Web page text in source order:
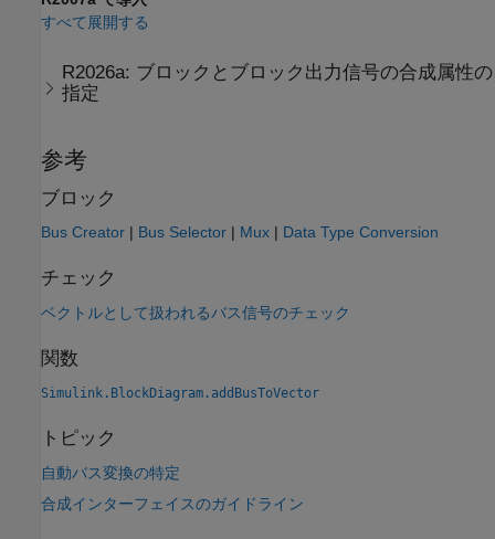
すべて展開する
R2026a: ブロックとブロック出力信号の合成属性の
指定
参考
ブロック
Bus Creator | Bus Selector | Mux | Data Type Conversion
チェック
ベクトルとして扱われるバス信号のチェック
関数
Simulink.BlockDiagram.addBusToVector
トピック
自動バス変換の特定
合成インターフェイスのガイドライン